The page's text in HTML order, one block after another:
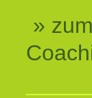
»